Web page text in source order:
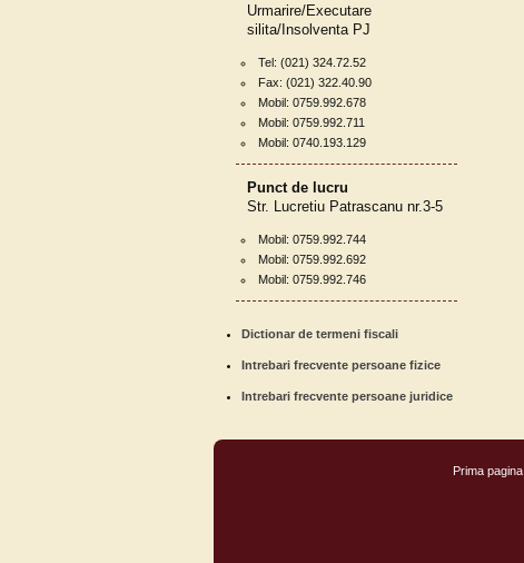
Urmarire/Executare
silita/Insolventa PJ
Tel: (021) 324.72.52
Fax: (021) 322.40.90
Mobil: 0759.992.678
Mobil: 0759.992.711
Mobil: 0740.193.129
Punct de lucru
Str. Lucretiu Patrascanu nr.3-5
Mobil: 0759.992.744
Mobil: 0759.992.692
Mobil: 0759.992.746
Dictionar de termeni fiscali
Intrebari frecvente persoane fizice
Intrebari frecvente persoane juridice
Prima pagina